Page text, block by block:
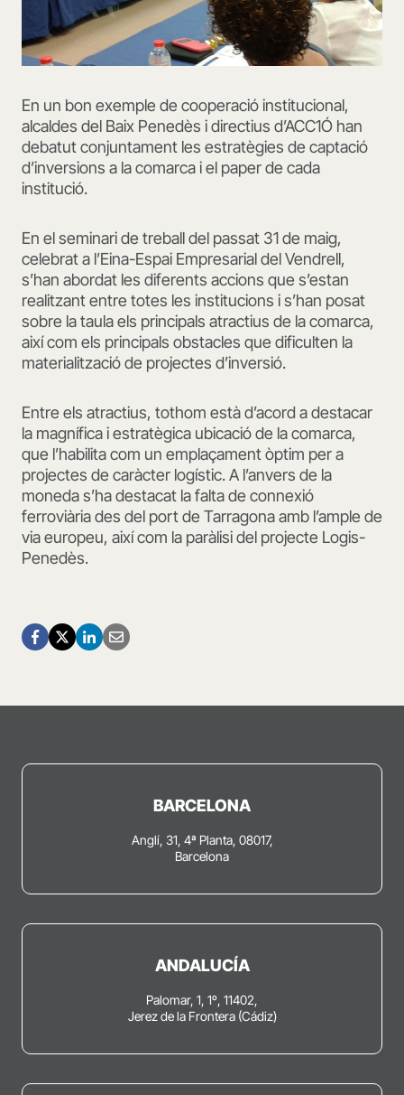
En un bon exemple de cooperació institucional,
alcaldes del Baix Penedès i directius d’ACC1Ó han
debatut conjuntament les estratègies de captació
d’inversions a la comarca i el paper de cada
institució.
En el seminari de treball del passat 31 de maig,
celebrat a l’Eina-Espai Empresarial del Vendrell,
s’han abordat les diferents accions que s’estan
realitzant entre totes les institucions i s’han posat
sobre la taula els principals atractius de la comarca,
així com els principals obstacles que dificulten la
materialització de projectes d’inversió.
Entre els atractius, tothom està d’acord a destacar
la magnífica i estratègica ubicació de la comarca,
que l’habilita com un emplaçament òptim per a
projectes de caràcter logístic. A l’anvers de la
moneda s’ha destacat la falta de connexió
ferroviària des del port de Tarragona amb l’ample de
via europeu, així com la paràlisi del projecte Logis-
Penedès.
BARCELONA
Anglí, 31, 4ª Planta, 08017,
Barcelona
ANDALUCÍA
Palomar, 1, 1º, 11402,
Jerez de la Frontera (Cádiz)